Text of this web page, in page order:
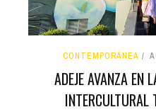
CONTEMPORÁNEA
ADEJE AVANZA EN